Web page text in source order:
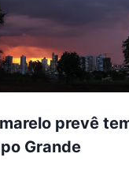
prevê
Grande